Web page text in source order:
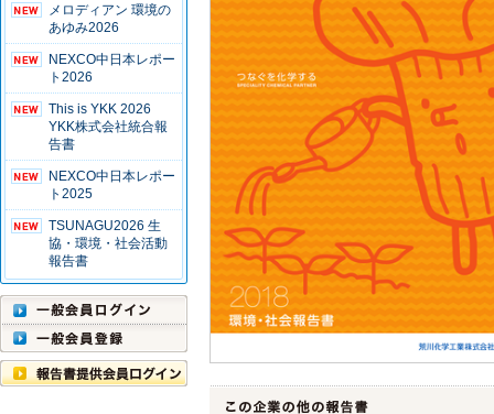
メロディアン 環境の
あゆみ2026
NEXCO中日本レポー
ト2026
This is YKK 2026
YKK株式会社統合報
告書
NEXCO中日本レポー
ト2025
TSUNAGU2026 生
協・環境・社会活動
報告書